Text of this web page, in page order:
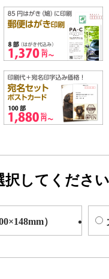
択してください
）